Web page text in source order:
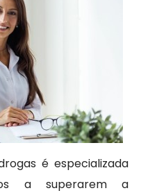
é especializada
a superarem a